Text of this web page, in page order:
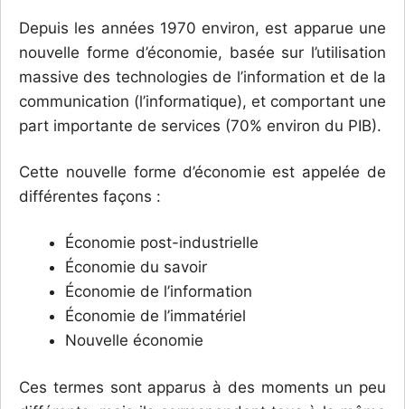
Depuis les années 1970 environ, est apparue une
nouvelle forme d’économie, basée sur l’utilisation
massive des technologies de l’information et de la
communication (l’informatique), et comportant une
part importante de services (70% environ du PIB).
Cette nouvelle forme d’économie est appelée de
différentes façons :
Économie post-industrielle
Économie du savoir
Économie de l’information
Économie de l’immatériel
Nouvelle économie
Ces termes sont apparus à des moments un peu